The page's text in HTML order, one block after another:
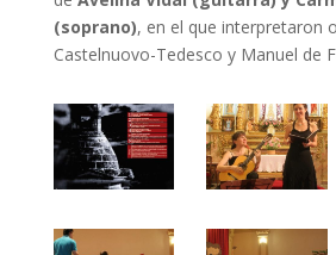
(soprano), en el que interpretaron
Castelnuovo-Tedesco y Manuel de